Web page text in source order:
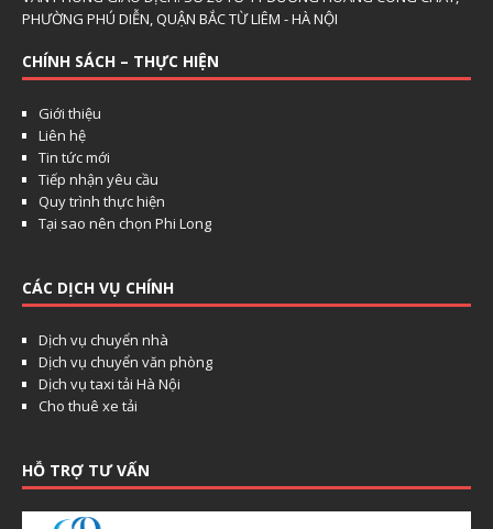
PHƯỜNG PHÚ DIỄN, QUẬN BẮC TỪ LIÊM - HÀ NỘI
CHÍNH SÁCH – THỰC HIỆN
Giới thiệu
Liên hệ
Tin tức mới
Tiếp nhận yêu cầu
Quy trình thực hiện
Tại sao nên chọn Phi Long
CÁC DỊCH VỤ CHÍNH
Dịch vụ chuyển nhà
Dịch vụ chuyển văn phòng
Dịch vụ taxi tải Hà Nội
Cho thuê xe tải
HỖ TRỢ TƯ VẤN